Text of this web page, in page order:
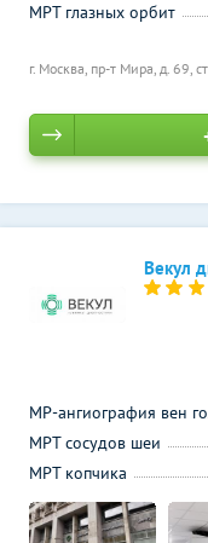
г. Москва, пр-т Мира, д. 69,
МРТ глазных орбит
Векул
МР-ангиография вен
МРТ сосудов шеи
МРТ копчика